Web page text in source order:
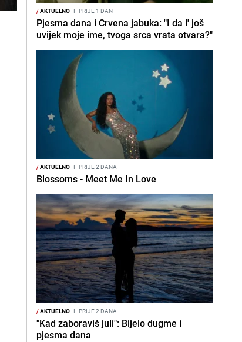
/AKTUELNO I PRIJE 1 DAN
Pjesma dana i Crvena jabuka: "I da l' još
uvijek moje ime, tvoga srca vrata otvara?"
/AKTUELNO I PRIJE 2 DANA
Blossoms - Meet Me In Love
/AKTUELNO I PRIJE 2 DANA
"Kad zaboraviš juli": Bijelo dugme i
pjesma dana